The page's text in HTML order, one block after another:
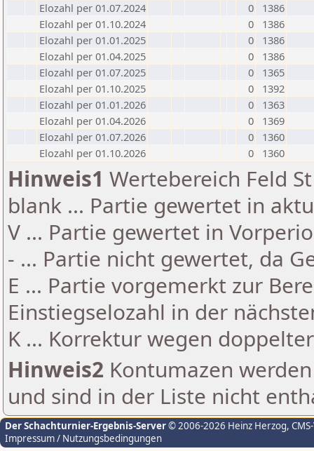
Elozahl per 01.07.2024
0
1386
Elozahl per 01.10.2024
0
1386
Elozahl per 01.01.2025
0
1386
Elozahl per 01.04.2025
0
1386
Elozahl per 01.07.2025
0
1365
Elozahl per 01.10.2025
0
1392
Elozahl per 01.01.2026
0
1363
Elozahl per 01.04.2026
0
1369
Elozahl per 01.07.2026
0
1360
Elozahl per 01.10.2026
0 1360
Hinweis1 Wertebereich Feld
blank ... Partie gewertet in
V ... Partie gewertet in
- ... Partie nicht gewertet, da
E ... Partie vorgemerkt zur
Einstiegselozahl in der
K ... Korrektur wegen
Hinweis2 Kontumazen
und sind in der Liste nicht
Der Schachturnier-Ergebnis-Server© 2006-2026 Heinz Herzog,
Impressum / Nutzungsbedingungen